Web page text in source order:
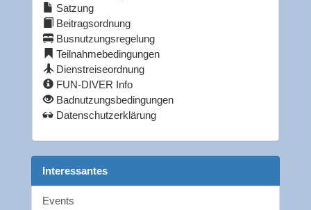
Satzung
Beitragsordnung
Busnutzungsregelung
Teilnahmebedingungen
Dienstreiseordnung
FUN-DIVER Info
Badnutzungsbedingungen
Datenschutzerklärung
Interessantes
Events